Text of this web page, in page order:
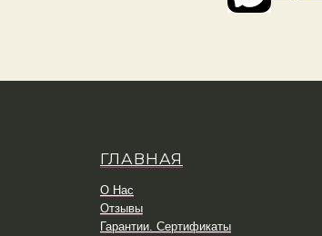
ГЛАВНАЯ
О Нас
Отзывы
Гарантии. Сертификаты